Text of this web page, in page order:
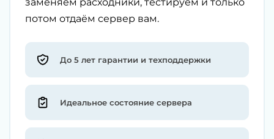
потом отдаём сервер вам.
До 5 лет гарантии и техподдержки
Идеальное состояние сервера